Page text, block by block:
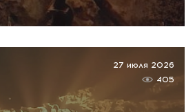
27 июля 2026
405